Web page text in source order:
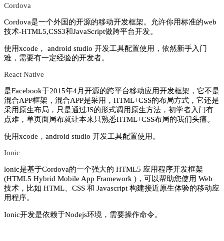
Cordova
Cordova是一个外国的开源的移动开发框架。允许你用标准的web
技术-HTML5,CSS3和JavaScript做跨平台开发。
使用xcode，
android studio 开发工具配置使用，依然新手入门
难，需要有一定经验的开发者。
React Native
是Facebook于2015年4月开源的跨平台移动应用开发框架，它不是
混合APP框架，混合APP是采用，HTML+CSS的布局方式，它还是
采用原生布局，只是通过JS的形式调用原生方法，初学者入门有
点难，单页面局布就让本来只熟悉HTML+CSS布局的我们头痛。
使用xcode ， android studio 开发工具配置使用。
Ionic
lonic是基于Cordova的一个强大的 HTML5 应用程序开发框架
(HTML5 Hybrid Mobile App Framework )，可以帮助您使用 Web
技术，比如 HTML、CSS 和 Javascript 构建接近原生体验的移动应
用程序。
Ionic开发是依赖于Nodejs环境，需要操作命令。